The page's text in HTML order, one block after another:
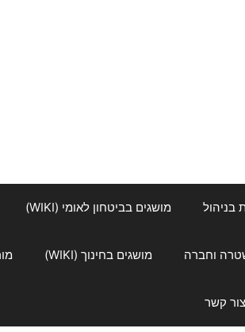
בניהול מושגים בביטחון לאומי (WIKI)
וחברה מושגים בחינוך (WIKI)
צור קשר